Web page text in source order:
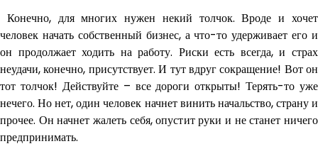
Конечно, для многих нужен некий толчок. Вроде и хочет
человек начать собственный бизнес, а что-то удерживает его и
он продолжает ходить на работу. Риски есть всегда, и страх
неудачи, конечно, присутствует. И тут вдруг сокращение! Вот он
тот толчок! Действуйте – все дороги открыты! Терять-то уже
нечего. Но нет, один человек начнет винить начальство, страну и
прочее. Он начнет жалеть себя, опустит руки и не станет ничего
предпринимать.